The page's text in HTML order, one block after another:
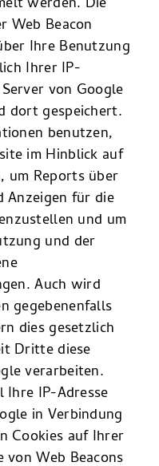
Web Beacon
Ihre Benutzung
Ihrer IP-
von Google
dort gespeichert.
benutzen,
im Hinblick auf
um Reports über
Anzeigen für die
und um
und der
Auch wird
gegebenenfalls
dies gesetzlich
Dritte diese
verarbeiten.
IP-Adresse
in Verbindung
Cookies auf Ihrer
Web Beacons